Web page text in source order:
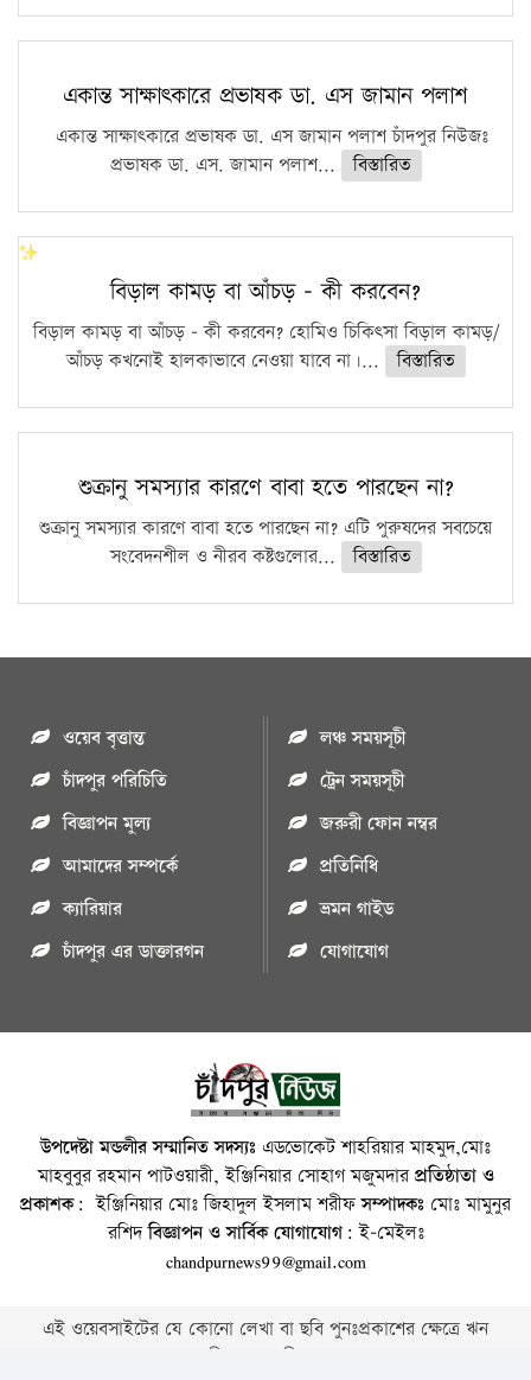
একান্ত সাক্ষাৎকারে প্রভাষক ডা. এস জামান পলাশ
একান্ত সাক্ষাৎকারে প্রভাষক ডা. এস জামান পলাশ চাঁদপুর নিউজঃ
প্রভাষক ডা. এস. জামান পলাশ...
বিস্তারিত
বিড়াল কামড় বা আঁচড় – কী করবেন?
বিড়াল কামড় বা আঁচড় – কী করবেন? হোমিও চিকিৎসা বিড়াল কামড়/
আঁচড় কখনোই হালকাভাবে নেওয়া যাবে না।...
বিস্তারিত
শুক্রানু সমস্যার কারণে বাবা হতে পারছেন না?
শুক্রানু সমস্যার কারণে বাবা হতে পারছেন না? এটি পুরুষদের সবচেয়ে
সংবেদনশীল ও নীরব কষ্টগুলোর...
বিস্তারিত
ওয়েব বৃত্তান্ত
চাঁদপুর পরিচিতি
বিজ্ঞাপন মুল্য
আমাদের সম্পর্কে
ক্যারিয়ার
চাঁদপুর এর ডাক্তারগন
লঞ্চ সময়সূচী
ট্রেন সময়সূচী
জরুরী ফোন নম্বর
প্রতিনিধি
ভ্রমন গাইড
যোগাযোগ
উপদেষ্টা মন্ডলীর সম্মানিত সদস্যঃ এডভোকেট শাহরিয়ার মাহমুদ,মোঃ
মাহবুবুর রহমান পাটওয়ারী, ইঞ্জিনিয়ার সোহাগ মজুমদারপ্রতিষ্ঠাতা ও
প্রকাশক: ইঞ্জিনিয়ার মোঃ জিহাদুল ইসলাম শরীফসম্পাদকঃ মোঃ মামুনুর
রশিদবিজ্ঞাপন ও সার্বিক যোগাযোগ: ই-মেইলঃ
chandpurnews99@gmail.com
এই ওয়েবসাইটের যে কোনো লেখা বা ছবি পুনঃপ্রকাশের ক্ষেত্রে ঋন
স্বীকার বাঞ্চনীয় ।